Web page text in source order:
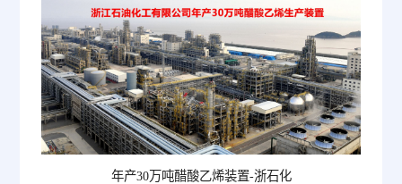
年产30万吨醋酸乙烯装置-浙石化